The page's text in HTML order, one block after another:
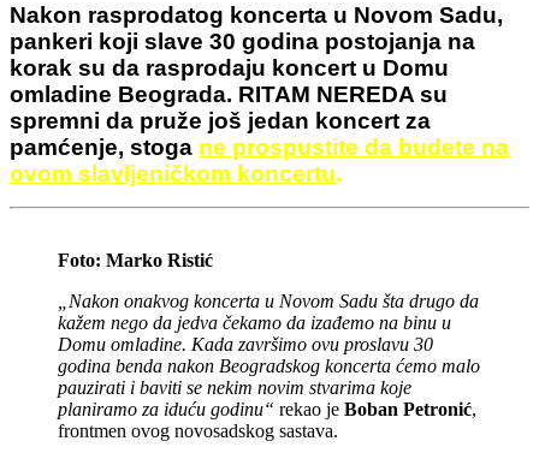
Nakon rasprodatog koncerta u Novom Sadu,
pankeri koji slave 30 godina postojanja na
korak su da rasprodaju koncert u Domu
omladine Beograda. RITAM NEREDA su
spremni da pruže još jedan koncert za
pamćenje, stoga ne prospustite da budete na
ovom slavljeničkom koncertu.
Foto: Marko Ristić
„Nakon onakvog koncerta u Novom Sadu šta drugo da
kažem nego da jedva čekamo da izađemo na binu u
Domu omladine. Kada završimo ovu proslavu 30
godina benda nakon Beogradskog koncerta ćemo malo
pauzirati i baviti se nekim novim stvarima koje
planiramo za iduću godinu“ rekao je Boban Petronić,
frontmen ovog novosadskog sastava.